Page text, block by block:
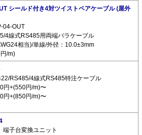
シールド付き4対ツイストペアケーブル (屋外
04-OUT
4線式RS485用両端バラケーブル
相当)/単線/外径：10.0±3mm
/m)
RS485/4線式RS485特注ケーブル
円+(550円/m)〜
円+(850円/m)〜
子台変換ユニット